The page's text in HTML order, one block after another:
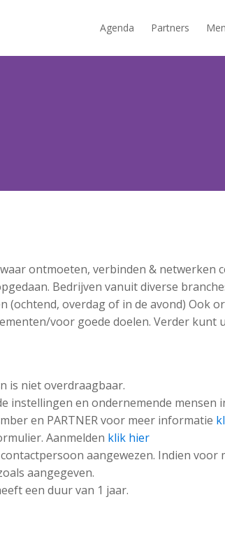
Agenda Partners
ontmoeten, verbinden & netwerken
Bedrijven vanuit diverse
overdag of in de avond) Ook
voor goede doelen. Verder
is niet overdraagbaar.
instellingen en ondernemende mensen
en PARTNER voor meer informatie
Aanmelden klik hier
aangewezen. Indien
aangegeven.
een duur van 1 jaar.